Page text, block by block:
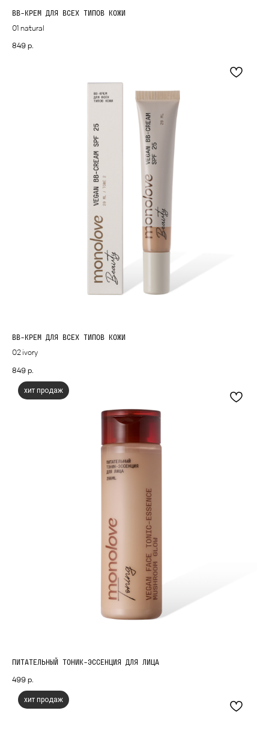
BB-КРЕМ ДЛЯ ВСЕХ ТИПОВ КОЖИ
01 natural
849р.
BB-КРЕМ ДЛЯ ВСЕХ ТИПОВ КОЖИ
02 ivory
849р.
хит продаж
ПИТАТЕЛЬНЫЙ ТОНИК-ЭССЕНЦИЯ ДЛЯ ЛИЦА
499р.
хит продаж